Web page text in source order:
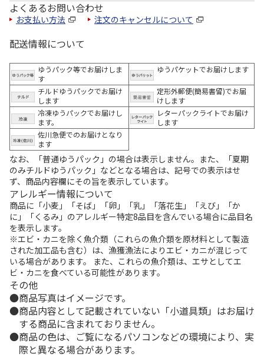
よくあるお問い合わせ
お支払い方法 注文のキャンセルについて
配送情報について
ゆうパック等でお届けしま
す
ゆうパケットでお届けします
チルドゆうパックでお届け
します
定形外郵便(簡易書留)でお届
けします
冷凍ゆうパックでお届けし
ます。
レターパックライトでお届け
します
佐川急便でのお届けとなり
ます
なお、「普通ゆうパック」の場合は表示しません。また、「夏期
のみチルドゆうパック」などとなる場合は、記号での表示はせ
ず、商品内容欄にその旨を表示しています。
アレルギー情報について
商品に「小麦」「そば」「卵」「乳」「落花生」「えび」「か
に」「くるみ」のアレルギー特定8品目を含んでいる場合に品目名
を表示します。
※エビ・カニを除く魚介類（これらの魚介類を原材料として製造
された加工品も含む）は、漁獲漁法によりエビ・カニが混じって
いる場合があります。 また、これらの魚介類は、エサとしてエ
ビ・カニを食べている可能性があります。
その他
商品写真はイメージです。
商品内容として記載されていない「小道具類」はお届け
する商品に含まれておりません。
商品の色は、ご覧になるパソコンなどの環境により、実
際と異なる場合があります。